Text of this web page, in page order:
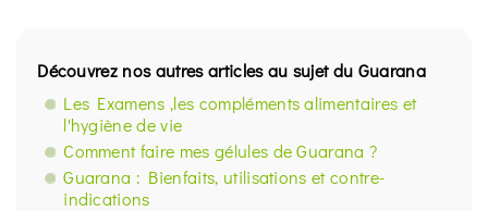
Découvrez nos autres articles au sujet du Guarana
Les Examens ,les compléments alimentaires et
l'hygiène de vie
Comment faire mes gélules de Guarana ?
Guarana : Bienfaits, utilisations et contre-
indications